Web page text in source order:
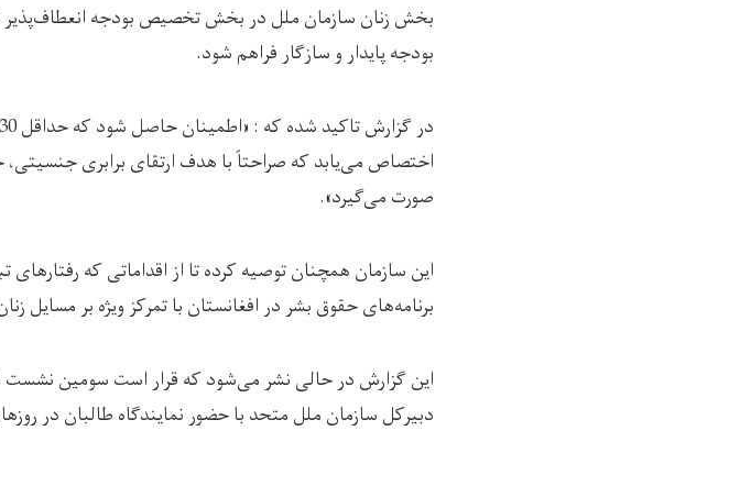
بخش زنان سازمان ملل در بخش تخصیص بودجه انعطاف‌پذیر
بودجه پایدار و سازگار فراهم شود.
اختصاص می‌یابد که صراحتاً با هدف ارتقای برابری
صورت می‌گیرد».
این سازمان همچنان توصیه کرده تا از اقداماتی که
برنامه‌های حقوق بشر در افغانستان با تمرکز ویژه بر مسایل
این گزارش در حالی نشر می‌شود که قرار است سومین نشست
دبیرکل سازمان ملل متحد با حضور نمایندگاه طالبان در روزهای ۱۰ و ۱۱ سرطان(30 جون) در دوحه قطر